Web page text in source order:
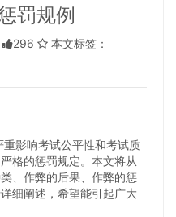
罚规例
296 本文标签：
影响考试公平性和考试质
格的惩罚规定。本文将从
、作弊的后果、作弊的惩
细阐述，希望能引起广大